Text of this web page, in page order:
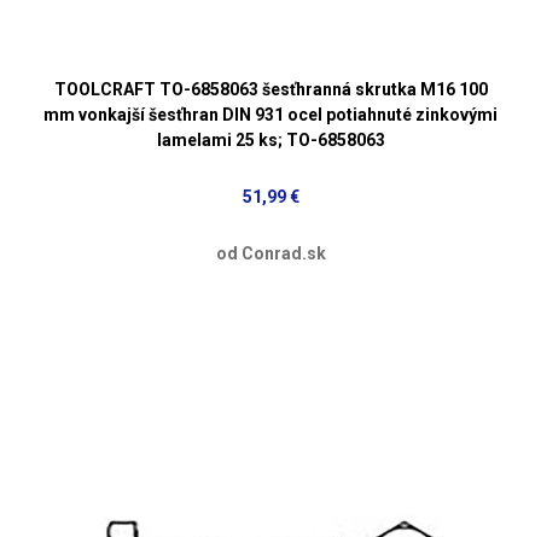
TOOLCRAFT TO-6858063 šesťhranná skrutka M16 100
mm vonkajší šesťhran DIN 931 ocel potiahnuté zinkovými
lamelami 25 ks; TO-6858063
51,99 €
od Conrad.sk